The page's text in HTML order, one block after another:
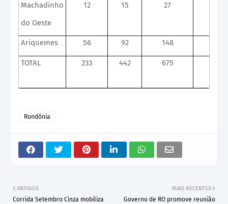
Machadinho
do Oeste
12 15 27
Ariquemes 56 92 148
TOTAL 233 442 675
Rondônia
MAIS RECENTES
Governo de RO promove reunião
ANTIGOS
Corrida Setembro Cinza mobiliza